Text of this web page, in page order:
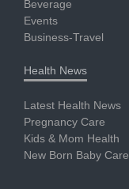
Beverage
Events
Business-Travel
Health News
Latest Health News
Pregnancy Care
Kids & Mom Health
New Born Baby Care